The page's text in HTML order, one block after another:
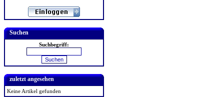
Suchen
Suchbegriff:
zuletzt angesehen
Keine Artikel gefunden